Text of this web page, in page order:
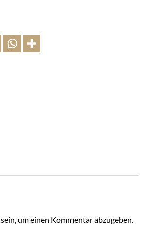
sein, um einen Kommentar abzugeben.